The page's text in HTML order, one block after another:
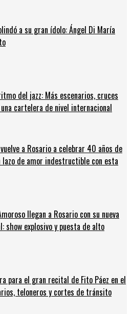
a su gran ídolo: Ángel Di María
del jazz: Más escenarios, cruces
cartelera de nivel internacional
a Rosario a celebrar 40 años de
lazo de amor indestructible con esta
llegan a Rosario con su nueva
show explosivo y puesta de alto
para el gran recital de Fito Páez en el
teloneros y cortes de tránsito